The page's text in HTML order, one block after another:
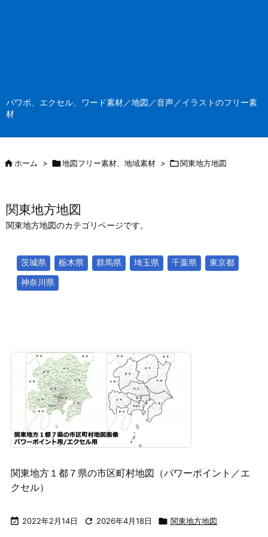
パワポ、エクセル、ワード素材／地図／音声／イラストのフリー素
材
ホーム > 地図フリー素材、地域素材 > 関東地方地図
関東地方地図
関東地方地図のカテゴリページです。
茨城県 栃木県 群馬県 埼玉県 千葉県
東京都
神奈川県
関東地方１都７県の市区町村地図（パワーポイント／エ
クセル）
 2022年2月14日  2026年4月18日  関東地方地図